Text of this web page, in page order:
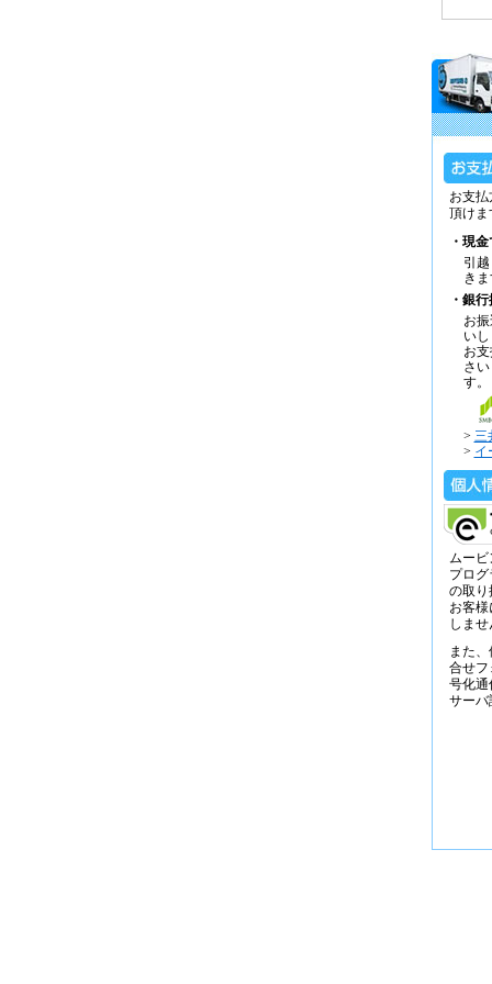
お支
頂けま
・現
引
き
・銀
お
い
お
さ
す。
> 三
> イ
ムービ
プロ
の取り
お客
しませ
また
合せフ
号化通
サーバ